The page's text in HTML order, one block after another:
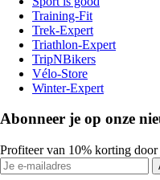
Training-Fit
Trek-Expert
Triathlon-Expert
TripNBikers
Vélo-Store
Winter-Expert
Abonneer je op onze
Profiteer van 10% korting